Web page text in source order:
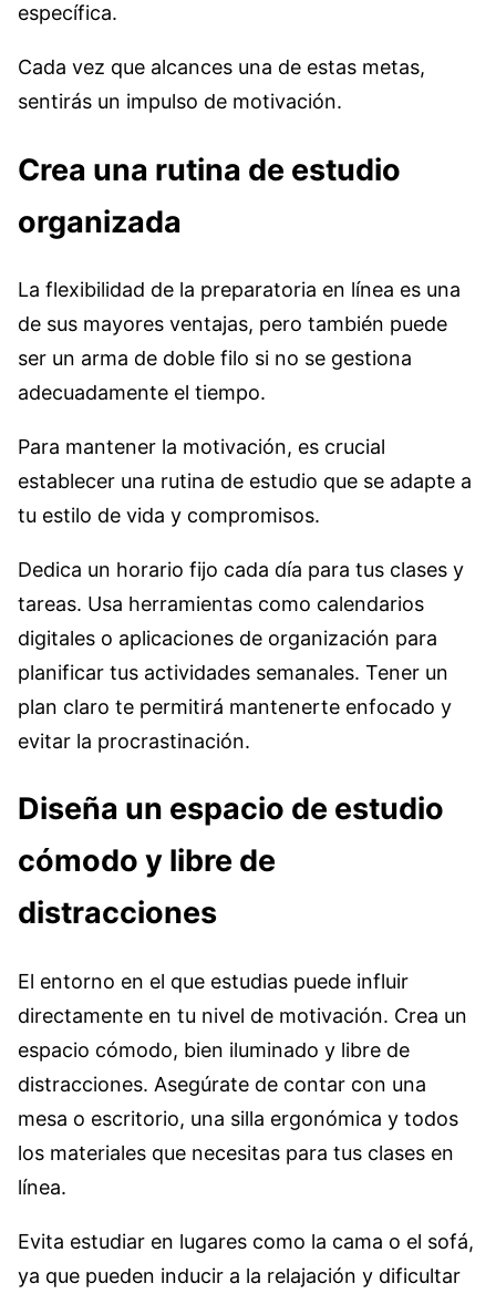
específica.
Cada vez que alcances una de estas metas,
sentirás un impulso de motivación.
Crea una rutina de estudio
organizada
La flexibilidad de la preparatoria en línea es una
de sus mayores ventajas, pero también puede
ser un arma de doble filo si no se gestiona
adecuadamente el tiempo.
Para mantener la motivación, es crucial
establecer una rutina de estudio que se adapte a
tu estilo de vida y compromisos.
Dedica un horario fijo cada día para tus clases y
tareas. Usa herramientas como calendarios
digitales o aplicaciones de organización para
planificar tus actividades semanales. Tener un
plan claro te permitirá mantenerte enfocado y
evitar la procrastinación.
Diseña un espacio de estudio
cómodo y libre de
distracciones
El entorno en el que estudias puede influir
directamente en tu nivel de motivación. Crea un
espacio cómodo, bien iluminado y libre de
distracciones. Asegúrate de contar con una
mesa o escritorio, una silla ergonómica y todos
los materiales que necesitas para tus clases en
línea.
Evita estudiar en lugares como la cama o el sofá,
ya que pueden inducir a la relajación y dificultar